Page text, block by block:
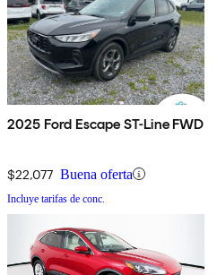
2025 Ford Escape ST-Line FWD
$22,077 Buena oferta
Incluye tarifas de conc.